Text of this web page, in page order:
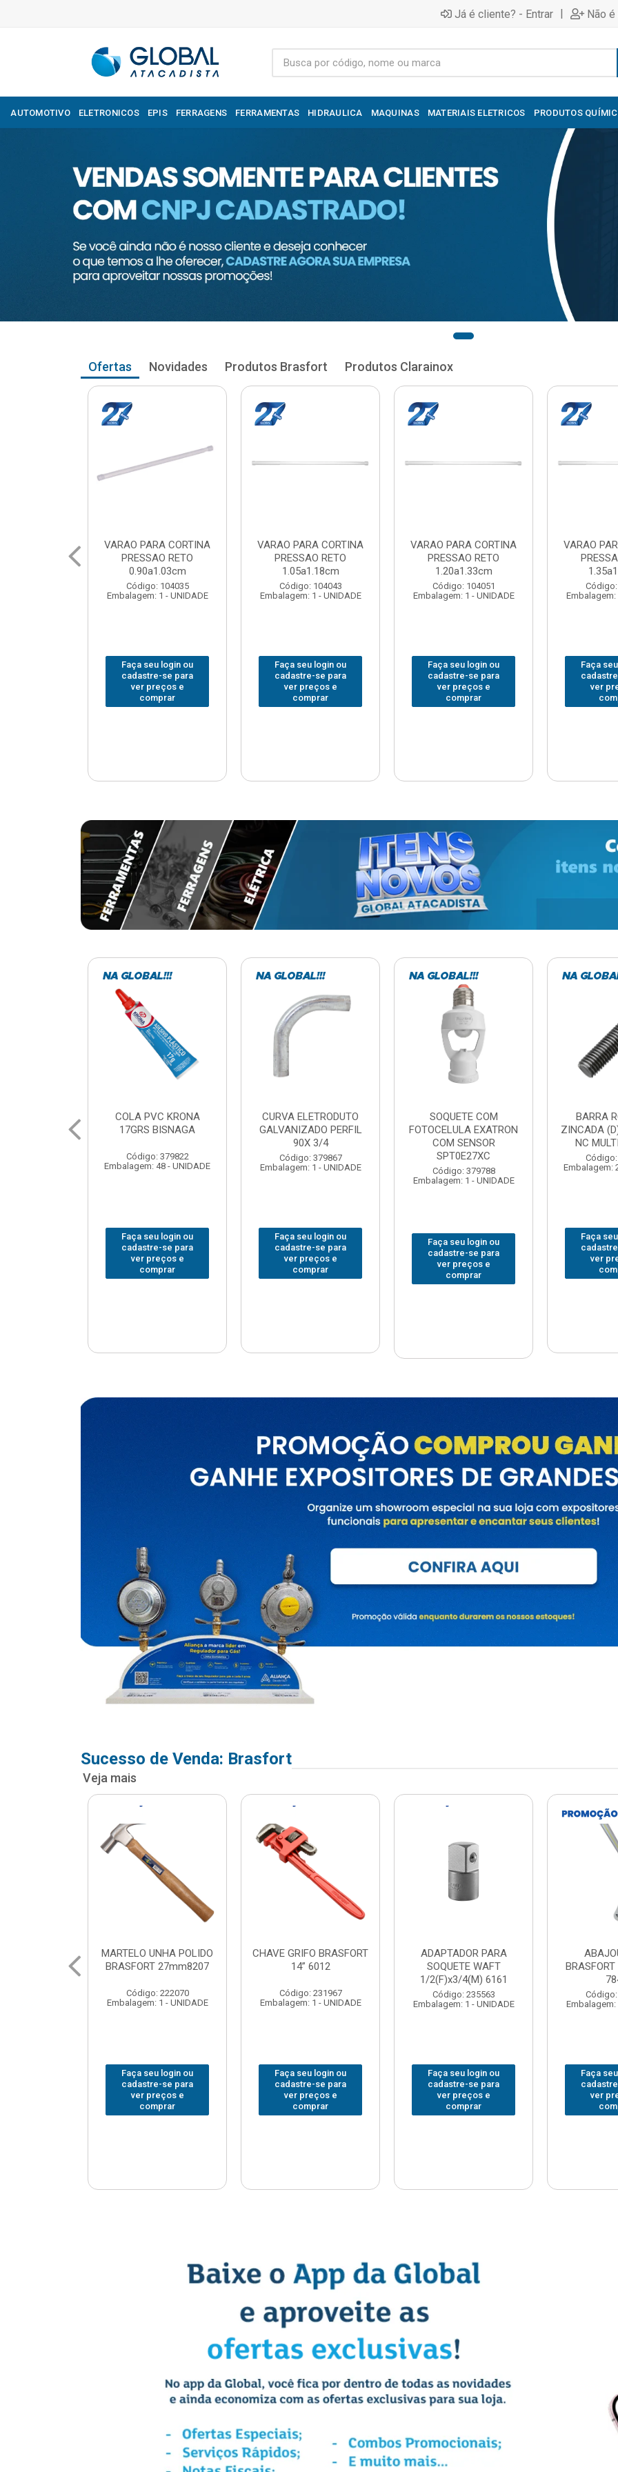
Já é cliente? - Entrar | Não
AUTOMOTIVO ELETRONICOS EPIS FERRAGENS FERRAMENTAS HIDRAULICA MAQUINAS MATERIAIS ELETRICOS PRODUTOS
Ofertas Novidades Produtos Brasfort Produtos Clarainox
VARAO PARA CORTINA
PRESSAO RETO
1.05a1.18cm
Código: 104043
Embalagem: 1 - UNIDADE
Faça seu login ou
cadastre-se para
ver preços e
comprar
VARAO PARA CORTINA
PRESSAO RETO
1.20a1.33cm
Código: 104051
Embalagem: 1 - UNIDADE
Faça seu login ou
cadastre-se para
ver preços e
comprar
VARAO PARA CORTINA
PRESSAO RETO
1.35a1.48cm
Código: 104060
Embalagem: 1 - UNIDADE
Faça seu login ou
cadastre-se para
ver preços e
comprar
VARAO
Embalagem:
Faça
ver
CURVA ELETRODUTO
GALVANIZADO PERFIL
Código: 379867
Embalagem: 1 - UNIDADE
Faça seu login ou
cadastre-se para
ver preços e
comprar
SOQUETE COM
FOTOCELULA EXATRON
COM SENSOR
SPT0E27XC
Código: 379788
Faça seu login ou
cadastre-se para
ver preços e
comprar
BARRA ROSCADA
ZINCADA (D) 5/16”X1MT
NC MULTIBARRAS
Código: 379806
Embalagem: 20 - UNIDADE
Faça seu login ou
cadastre-se para
ver preços e
comprar
JOMARCA
Embalagem:
Faça
ver
Sucesso de Venda: Brasfort
Veja mais
CHAVE GRIFO BRASFORT
14” 6012
Código: 231967
Embalagem: 1 - UNIDADE
Faça seu login ou
cadastre-se para
ver preços e
comprar
ADAPTADOR PARA
SOQUETE WAFT
Código: 235563
Embalagem: 1 - UNIDADE
Faça seu login ou
cadastre-se para
ver preços e
comprar
ABAJOUR LED
BRASFORT COB MESA
7844
Código: 310379
Embalagem: 1 - UNIDADE
Faça seu login ou
cadastre-se para
ver preços e
comprar
Faça
ver